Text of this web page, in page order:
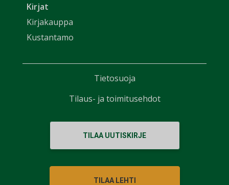
Kirjat
Kirjakauppa
Kustantamo
TILAA UUTISKIRJE
TILAA LEHTI
Tietosuoja
Tilaus- ja toimitusehdot